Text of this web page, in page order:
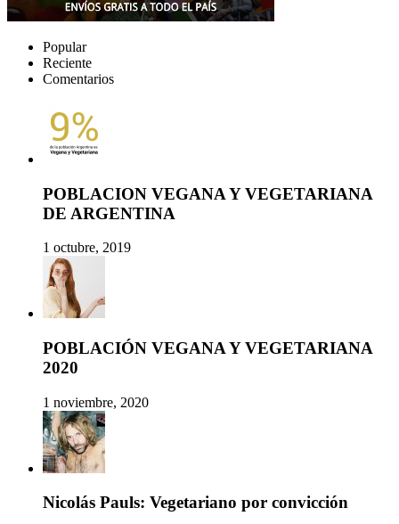
Popular
Reciente
Comentarios
POBLACION VEGANA Y VEGETARIANA
DE ARGENTINA
1 octubre, 2019
POBLACIÓN VEGANA Y VEGETARIANA
2020
1 noviembre, 2020
Nicolás Pauls: Vegetariano por convicción